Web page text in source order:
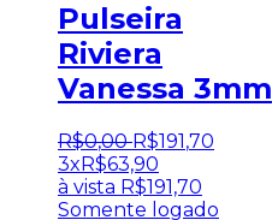
Pulseira
Riviera
Vanessa 3mm
R$0,00 R$191,70
3xR$63,90
à vista R$191,70
Somente logado